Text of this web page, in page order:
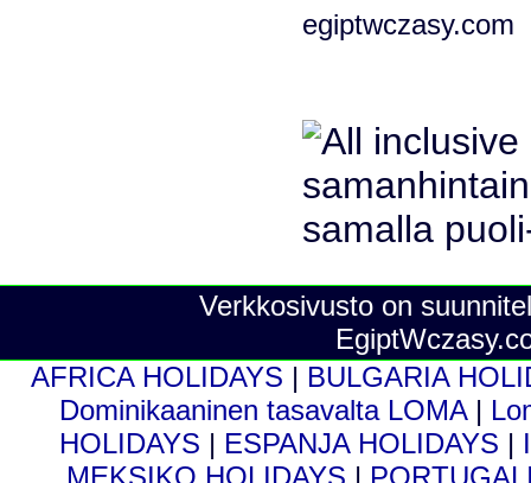
egiptwczasy.com
Verkkosivusto on
AFRICA HOLIDAYS | BULGARIA
Dominikaaninen tasavalta LOMA |
HOLIDAYS | ESPANJA HOLIDAYS |